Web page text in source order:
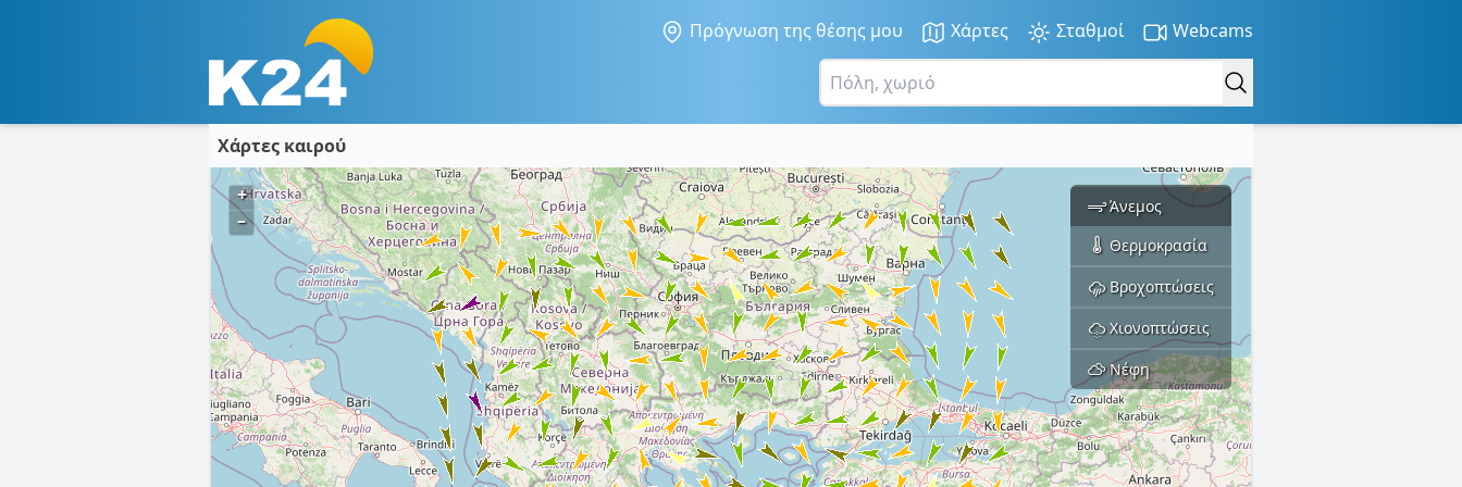
Πρόγνωση της θέσης μου Χάρτες Σταθμοί Webcams
Χάρτες καιρού
Άνεμος
Θερμοκρασία
Βροχοπτώσεις
Χιονοπτώσεις
Νέφη
+
–